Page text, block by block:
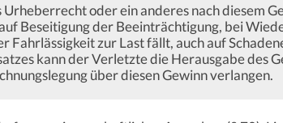
Urheberrecht oder ein anderes nach diesem
Beseitigung der Beeinträchtigung, bei
Fahrlässigkeit zur Last fällt, auch auf
kann der Verletzte die Herausgabe des
über diesen Gewinn verlangen.